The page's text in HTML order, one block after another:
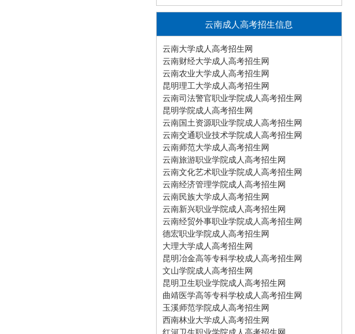
云南成人高考招生信息
云南大学成人高考招生网
云南财经大学成人高考招生网
云南农业大学成人高考招生网
昆明理工大学成人高考招生网
云南司法警官职业学院成人高考招生网
昆明学院成人高考招生网
云南国土资源职业学院成人高考招生网
云南交通职业技术学院成人高考招生网
云南师范大学成人高考招生网
云南旅游职业学院成人高考招生网
云南文化艺术职业学院成人高考招生网
云南经济管理学院成人高考招生网
云南民族大学成人高考招生网
云南新兴职业学院成人高考招生网
云南经贸外事职业学院成人高考招生网
德宏职业学院成人高考招生网
大理大学成人高考招生网
昆明冶金高等专科学校成人高考招生网
文山学院成人高考招生网
昆明卫生职业学院成人高考招生网
曲靖医学高等专科学校成人高考招生网
玉溪师范学院成人高考招生网
西南林业大学成人高考招生网